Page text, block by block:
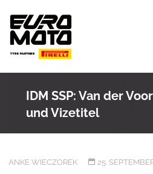
content
IDM SSP: Van der
und Vizetitel
ANKE WIECZOREK 25.